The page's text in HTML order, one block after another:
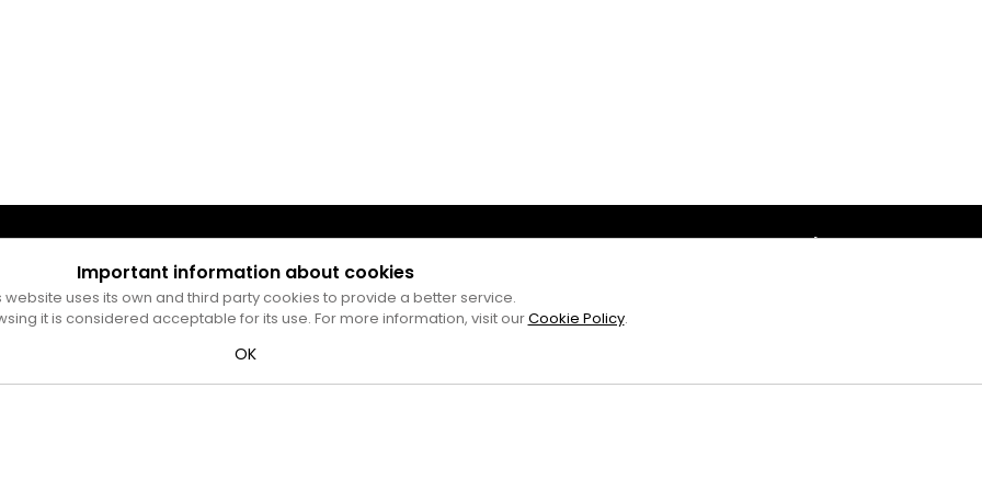
Amb el suport
Important information about cookies
website uses its own and third party cookies to provide a better service.
it is considered acceptable for its use. For more information, visit ourCookie Policy.
OK